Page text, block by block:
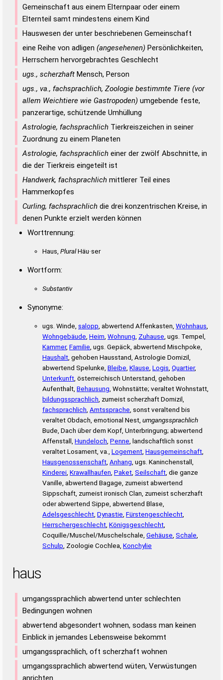
Gemeinschaft aus einem Elternpaar oder einem
Elternteil samt mindestens einem Kind
Hauswesen der unter beschriebenen Gemeinschaft
eine Reihe von adligen (angesehenen) Persönlichkeiten,
Herrschern hervorgebrachtes Geschlecht
ugs., scherzhaft Mensch, Person
ugs., va., fachsprachlich, Zoologie bestimmte Tiere (vor
allem Weichtiere wie Gastropoden) umgebende feste,
panzerartige, schützende Umhüllung
Astrologie, fachsprachlich Tierkreiszeichen in seiner
Zuordnung zu einem Planeten
Astrologie, fachsprachlich einer der zwölf Abschnitte, in
die der Tierkreis eingeteilt ist
Handwerk, fachsprachlich mittlerer Teil eines
Hammerkopfes
Curling, fachsprachlich die drei konzentrischen Kreise, in
denen Punkte erzielt werden können
Worttrennung:
Haus, PluralHäu·ser
Wortform:
Substantiv
Synonyme:
ugs. Winde, salopp , abwertend Affenkasten, Wohnhaus
Wohngebäude Heim Wohnung Zuhause , ugs. Tempel,
Kammer, Familie , ugs. Gepäck, abwertend Mischpoke,
Haushalt , gehoben Hausstand, Astrologie Domizil,
abwertend Spelunke, Bleibe Klause Logis Quartier,
Unterkunft , österreichisch Unterstand, gehoben
Aufenthalt, Behausung , Wohnstätte; veraltet Wohnstatt,
bildungssprachlich , zumeist scherzhaft Domizil,
fachsprachlich Amtssprache , sonst veraltend bis
veraltet Obdach, emotional Nest, umgangssprachlich
Bude, Dach über dem Kopf, Unterbringung; abwertend
Affenstall, Hundeloch Penne , landschaftlich sonst
veraltet Losament, va., Logement Hausgemeinschaft
Hausgenossenschaft Anhang , ugs. Kaninchenstall,
Kinderei Krawallhaufen Paket Seilschaft , die ganze
Vanille, abwertend Bagage, zumeist abwertend
Sippschaft, zumeist ironisch Clan, zumeist scherzhaft
oder abwertend Sippe, abwertend Blase,
Adelsgeschlecht Dynastie Fürstengeschlecht
Herrschergeschlecht Königsgeschlecht
Coquille/Muschel/Muschelschale, Gehäuse Schale
Schulp , Zoologie Cochlea, Konchylie
haus
umgangssprachlich abwertend unter schlechten
Bedingungen wohnen
abwertend abgesondert wohnen, sodass man keinen
Einblick in jemandes Lebensweise bekommt
umgangssprachlich, oft scherzhaft wohnen
umgangssprachlich abwertend wüten, Verwüstungen
anrichten